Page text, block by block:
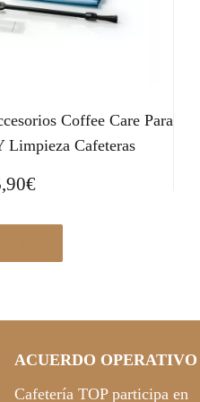
Coffee Care Para
Limpieza Cafeteras
€
ACUERDO OPERATIVO
Cafetería TOP participa en